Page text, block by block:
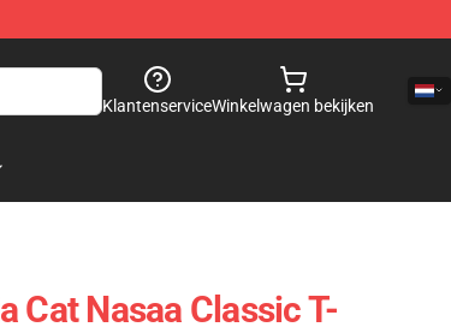
KlantenserviceWinkelwagen bekijken
Cat Nasaa Classic T-